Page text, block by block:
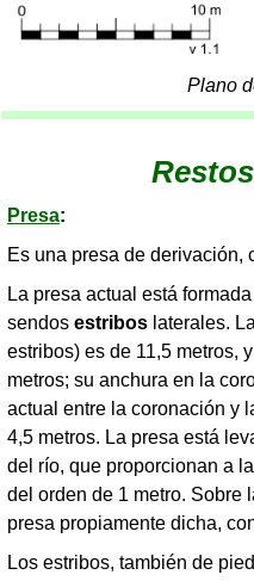
Plano
Presa:
Es una presa de derivación,
La presa actual está
sendos estribos laterales.
estribos) es de 11,5 metros,
metros; su anchura en la
actual entre la coronación y
4,5 metros. La presa está
del río, que proporcionan a
del orden de 1 metro. Sobre
presa propiamente dicha,
Los estribos, también de